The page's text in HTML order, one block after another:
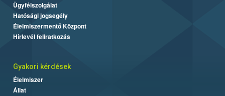
Ügyfélszolgálat
Hatósági jogsegély
Élelmiszermentő Központ
Hírlevél feliratkozás
Gyakori kérdések
Élelmiszer
Állat